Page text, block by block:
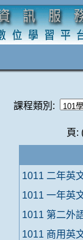
課程類別:
頁:
1011 二年英
1011 一年英
1011 第二外
1011 商用英